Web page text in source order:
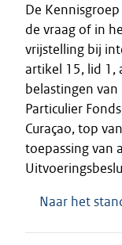
De
de vraag of in
vrijstelling bij
artikel 15, lid 1,
belastingen
Particulier
Curaçao, top
toepassing van
Naar het